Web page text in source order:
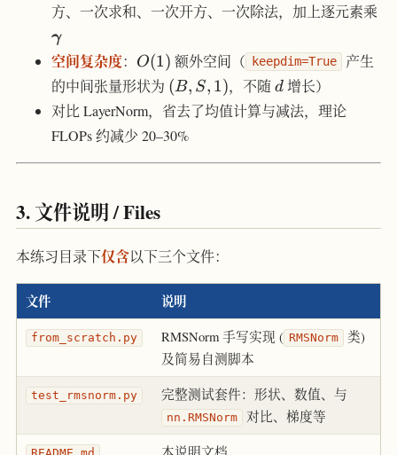
方、一次求和、一次开方、一次除法，加上逐元素乘
γ
空间复杂度： O(1)
O(1) 额外空间（ keepdim=True
产生
的中间张量形状为 (B,
S,
1)
(B, S, 1)，不随d
d 增长）
对比 LayerNorm，省去了均值计算与减法，理论
FLOPs 约减少 20–30%
3. 文件说明 / Files
本练习目录下仅含以下三个文件：
文件 说明
from_scratch.py RMSNorm 手写实现 ( RMSNorm
类)
及简易自测脚本
test_rmsnorm.py 完整测试套件：形状、数值、与
nn.RMSNorm 对比、梯度等